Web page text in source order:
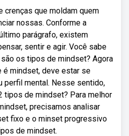
crenças que moldam quem
nossas. Conforme a
parágrafo, existem
sentir e agir. Você sabe
os tipos de mindset? Agora
é mindset, deve estar se
perfil mental. Nesse sentido,
tipos de mindset? Para melhor
precisamos analisar
fixo e o minset progressivo
de mindset.